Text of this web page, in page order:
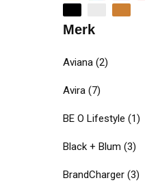
Merk
Aviana (2)
Avira (7)
BE O Lifestyle (1)
Black + Blum (3)
BrandCharger (3)